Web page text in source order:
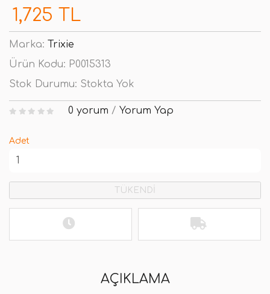
1,725 TL
Marka: Trixie
Ürün Kodu: P0015313
Stok Durumu: Stokta Yok
0 yorum / Yorum Yap
Adet
TÜKENDİ
AÇIKLAMA